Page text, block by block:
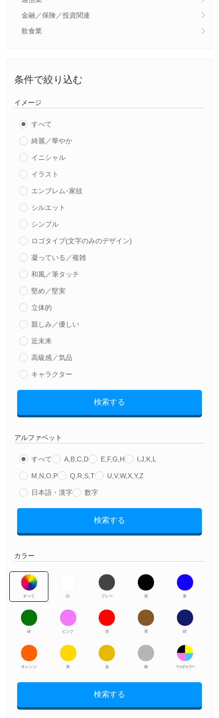
金融／保険／投資関連
飲食業
条件で絞り込む
イメージ
すべて
綺麗／華やか
イニシャル
イラスト
エンブレム･家紋
シルエット
シンプル
ロゴタイプ(文字のみのデザイン)
凝っている／複雑
和風／筆タッチ
堅め／堅実
立体的
親しみ／優しい
近未来
高級感／気品
キャラクター
検索する
アルファベット
すべて A,B,C,D E,F,G,H I,J,K,L
M,N,O,P Q,R,S,T U,V,W,X,Y,Z
日本語・漢字 数字
検索する
カラー
すべて 白 グレー 黒 青
緑 ピンク 赤 茶 紺
オレンジ 黃 金 銀 マルチカラー
検索する